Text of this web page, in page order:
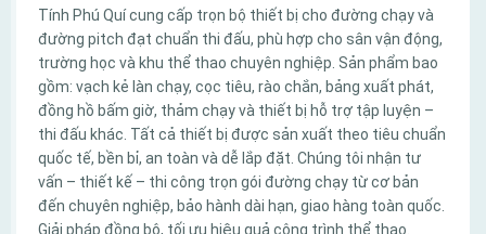
Tính Phú Quí cung cấp trọn bộ thiết bị cho đường chạy và
đường pitch đạt chuẩn thi đấu, phù hợp cho sân vận động,
trường học và khu thể thao chuyên nghiệp. Sản phẩm bao
gồm: vạch kẻ làn chạy, cọc tiêu, rào chắn, bảng xuất phát,
đồng hồ bấm giờ, thảm chạy và thiết bị hỗ trợ tập luyện –
thi đấu khác. Tất cả thiết bị được sản xuất theo tiêu chuẩn
quốc tế, bền bỉ, an toàn và dễ lắp đặt. Chúng tôi nhận tư
vấn – thiết kế – thi công trọn gói đường chạy từ cơ bản
đến chuyên nghiệp, bảo hành dài hạn, giao hàng toàn quốc.
Giải pháp đồng bộ, tối ưu hiệu quả công trình thể thao.